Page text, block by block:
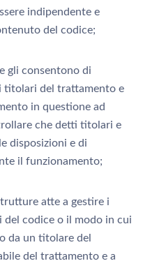
indipendente e
del codice;
gli consentono di
titolari del trattamento e
in questione ad
che detti titolari e
disposizioni e di
il funzionamento;
atte a gestire i
del codice o il modo in cui
da un titolare del
del trattamento e a